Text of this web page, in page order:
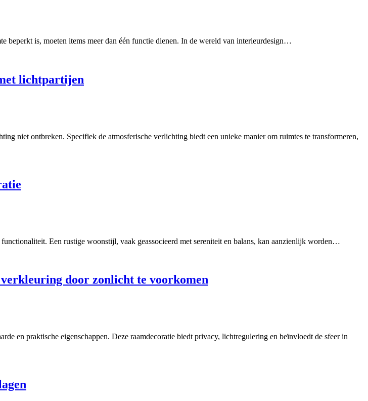
is, moeten items meer dan één functie dienen. In de wereld van interieurdesign…
lichtpartijen
niet ontbreken. Specifiek de atmosferische verlichting biedt een unieke manier om ruimtes te transformeren,
Een rustige woonstijl, vaak geassocieerd met sereniteit en balans, kan aanzienlijk worden…
door zonlicht te voorkomen
en praktische eigenschappen. Deze raamdecoratie biedt privacy, lichtregulering en beïnvloedt de sfeer in